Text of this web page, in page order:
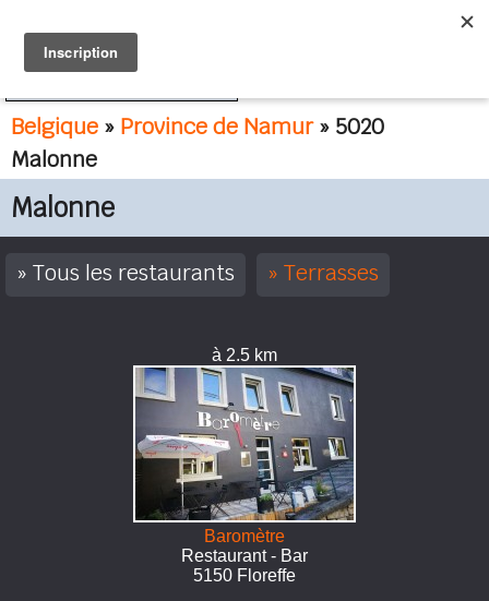
Belgique » Province de Namur» 5020
Malonne
Malonne
Tous les restaurants Terrasses
à 2.5 km
Baromètre
Restaurant - Bar
5150 Floreffe